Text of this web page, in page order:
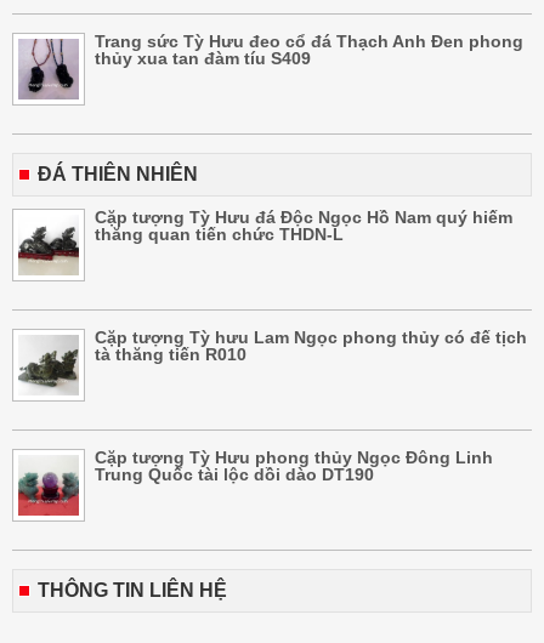
Trang sức Tỳ Hưu đeo cổ đá Thạch Anh Đen phong
thủy xua tan đàm tíu S409
ĐÁ THIÊN NHIÊN
Cặp tượng Tỳ Hưu đá Độc Ngọc Hồ Nam quý hiếm
thăng quan tiến chức THDN-L
Cặp tượng Tỳ hưu Lam Ngọc phong thủy có đế tịch
tà thăng tiến R010
Cặp tượng Tỳ Hưu phong thủy Ngọc Đông Linh
Trung Quốc tài lộc dồi dào DT190
THÔNG TIN LIÊN HỆ